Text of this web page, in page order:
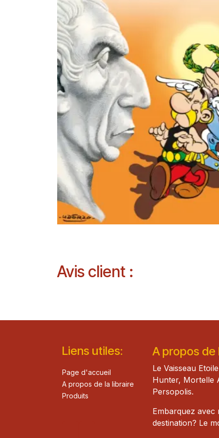
Avis client :
Lie​ns utiles:
Page d'accueil
A propos de la libraire
Produits
A propos de
Le Vaisseau
Hunter, Mortelle
Persopolis.
Embarquez avec
destination? Le